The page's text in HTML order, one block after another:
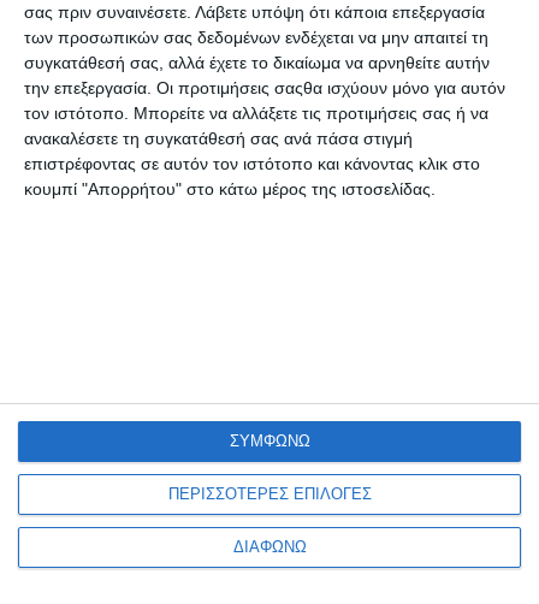
σας πριν συναινέσετε. Λάβετε υπόψη ότι κάποια επεξεργασία
των προσωπικών σας δεδομένων ενδέχεται να μην απαιτεί τη
συγκατάθεσή σας, αλλά έχετε το δικαίωμα να αρνηθείτε αυτήν
την επεξεργασία. Οι προτιμήσεις σαςθα ισχύουν μόνο για αυτόν
τον ιστότοπο. Μπορείτε να αλλάξετε τις προτιμήσεις σας ή να
ανακαλέσετε τη συγκατάθεσή σας ανά πάσα στιγμή
επιστρέφοντας σε αυτόν τον ιστότοπο και κάνοντας κλικ στο
κουμπί "Απορρήτου" στο κάτω μέρος της ιστοσελίδας.
ΠΕΡΙΣΣΟΤΕΡΕΣ ΕΠΙΛΟΓΕΣ
ΔΙΑΦΩΝΩ
ΣΥΜΦΩΝΩ
ΤΡΌΠΟΙ ΠΛΗΡΩΜΉΣ
🚚
Για παραγγελίες άνω των39,90€